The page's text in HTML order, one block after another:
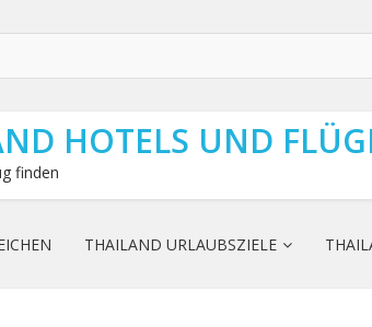
HOTELS UND
finden
THAILAND URLAUBSZIELE